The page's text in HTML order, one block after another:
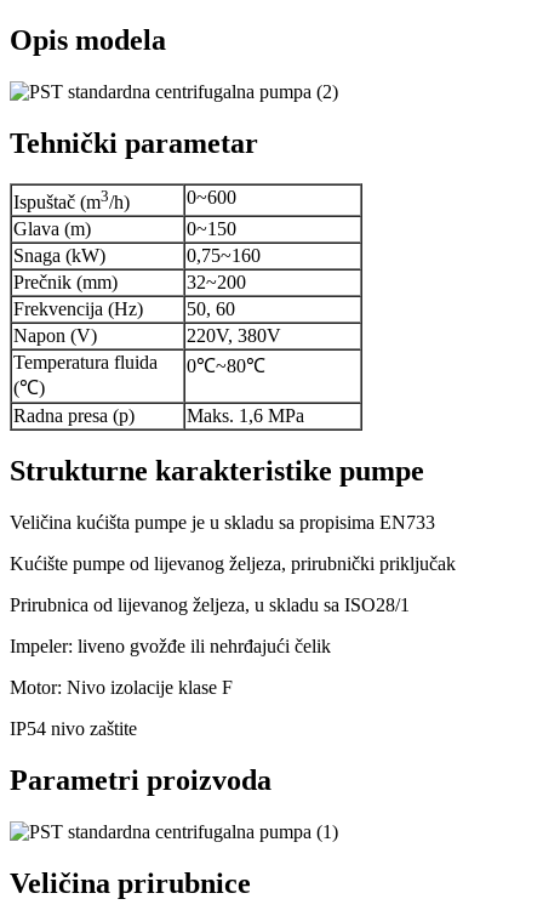
Opis modela
Tehnički parametar
Ispuštač (m3/h)
0~600
Glava (m)
0~150
Snaga (kW)
0,75~160
Prečnik (mm)
32~200
Frekvencija (Hz)
50, 60
Napon (V)
220V, 380V
Temperatura fluida
(℃)
0℃~80℃
Radna presa (p) Maks. 1,6 MPa
Strukturne karakteristike pumpe
Veličina kućišta pumpe je u skladu sa propisima EN733
Kućište pumpe od lijevanog željeza, prirubnički priključak
Prirubnica od lijevanog željeza, u skladu sa ISO28/1
Impeler: liveno gvožđe ili nehrđajući čelik
Motor: Nivo izolacije klase F
IP54 nivo zaštite
Parametri proizvoda
Veličina prirubnice